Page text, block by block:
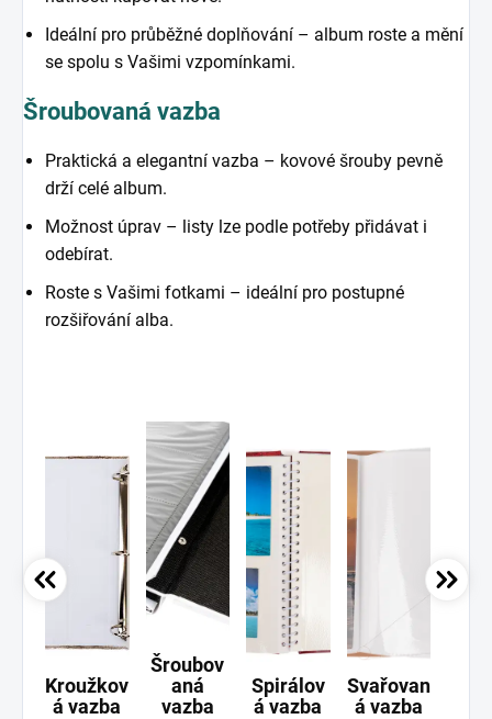
Ideální pro průběžné doplňování – album roste a mění
se spolu s Vašimi vzpomínkami.
Šroubovaná vazba
Praktická a elegantní vazba – kovové šrouby pevně
drží celé album.
Možnost úprav – listy lze podle potřeby přidávat i
odebírat.
Roste s Vašimi fotkami – ideální pro postupné
rozšiřování alba.
Kroužkov
á vazba
Šroubov
aná
vazba
Spirálov
á vazba
Svařovan
á vazba